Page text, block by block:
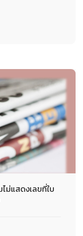
ม่แสดงเลขที่ใบ